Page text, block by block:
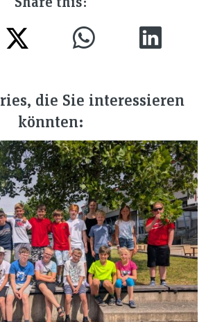
die Sie interessieren
könnten: